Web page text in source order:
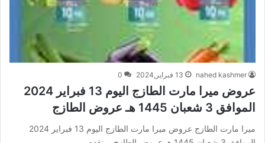
nahed kashmer 13 فبراير,2024 0
عروض ميرا مارت الطازج اليوم 13 فبراير 2024
الموافق 3 شعبان 1445 هـ عروض الطازج
ميرا مارت الطازج عروض ميرا مارت الطازج اليوم 13 فبراير 2024